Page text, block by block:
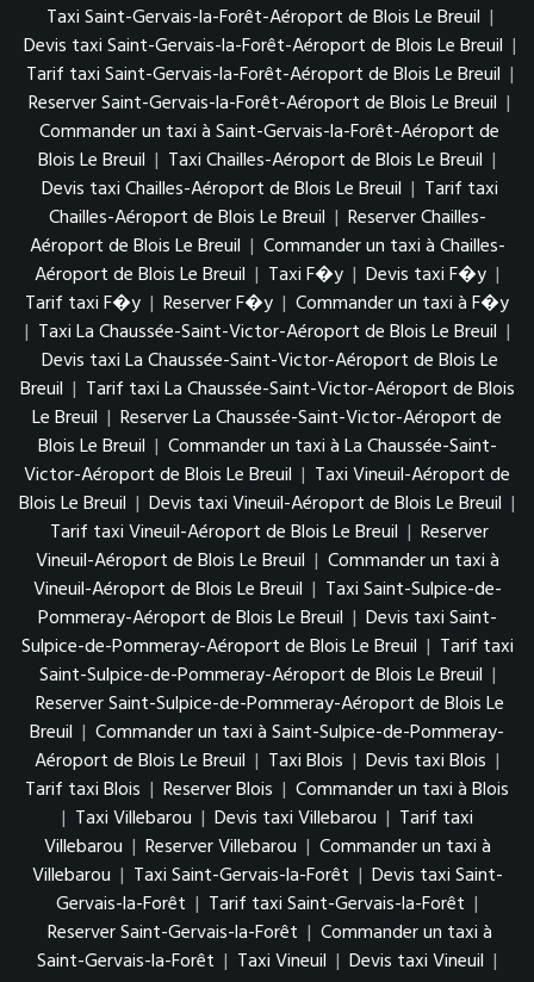
Taxi Saint-Gervais-la-Forêt-Aéroport de Blois Le Breuil |
Devis taxi Saint-Gervais-la-Forêt-Aéroport de Blois Le Breuil |
Tarif taxi Saint-Gervais-la-Forêt-Aéroport de Blois Le Breuil |
Reserver Saint-Gervais-la-Forêt-Aéroport de Blois Le Breuil |
Commander un taxi à Saint-Gervais-la-Forêt-Aéroport de
Blois Le Breuil | Taxi Chailles-Aéroport de Blois Le Breuil |
Devis taxi Chailles-Aéroport de Blois Le Breuil | Tarif taxi
Chailles-Aéroport de Blois Le Breuil | Reserver Chailles-
Aéroport de Blois Le Breuil | Commander un taxi à Chailles-
Aéroport de Blois Le Breuil | Taxi F�y | Devis taxi F�y |
Tarif taxi F�y | Reserver F�y | Commander un taxi à F�y
| Taxi La Chaussée-Saint-Victor-Aéroport de Blois Le Breuil |
Devis taxi La Chaussée-Saint-Victor-Aéroport de Blois Le
Breuil | Tarif taxi La Chaussée-Saint-Victor-Aéroport de Blois
Le Breuil | Reserver La Chaussée-Saint-Victor-Aéroport de
Blois Le Breuil | Commander un taxi à La Chaussée-Saint-
Victor-Aéroport de Blois Le Breuil | Taxi Vineuil-Aéroport de
Blois Le Breuil | Devis taxi Vineuil-Aéroport de Blois Le Breuil |
Tarif taxi Vineuil-Aéroport de Blois Le Breuil | Reserver
Vineuil-Aéroport de Blois Le Breuil | Commander un taxi à
Vineuil-Aéroport de Blois Le Breuil | Taxi Saint-Sulpice-de-
Pommeray-Aéroport de Blois Le Breuil | Devis taxi Saint-
Sulpice-de-Pommeray-Aéroport de Blois Le Breuil | Tarif taxi
Saint-Sulpice-de-Pommeray-Aéroport de Blois Le Breuil |
Reserver Saint-Sulpice-de-Pommeray-Aéroport de Blois Le
Breuil | Commander un taxi à Saint-Sulpice-de-Pommeray-
Aéroport de Blois Le Breuil | Taxi Blois | Devis taxi Blois |
Tarif taxi Blois | Reserver Blois | Commander un taxi à Blois
| Taxi Villebarou | Devis taxi Villebarou | Tarif taxi
Villebarou | Reserver Villebarou | Commander un taxi à
Villebarou | Taxi Saint-Gervais-la-Forêt | Devis taxi Saint-
Gervais-la-Forêt | Tarif taxi Saint-Gervais-la-Forêt |
Reserver Saint-Gervais-la-Forêt | Commander un taxi à
Saint-Gervais-la-Forêt | Taxi Vineuil | Devis taxi Vineuil |